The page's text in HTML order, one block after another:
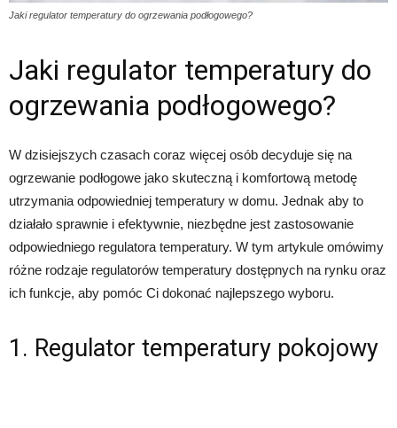
Jaki regulator temperatury do ogrzewania podłogowego?
Jaki regulator temperatury do
ogrzewania podłogowego?
W dzisiejszych czasach coraz więcej osób decyduje się na
ogrzewanie podłogowe jako skuteczną i komfortową metodę
utrzymania odpowiedniej temperatury w domu. Jednak aby to
działało sprawnie i efektywnie, niezbędne jest zastosowanie
odpowiedniego regulatora temperatury. W tym artykule omówimy
różne rodzaje regulatorów temperatury dostępnych na rynku oraz
ich funkcje, aby pomóc Ci dokonać najlepszego wyboru.
1. Regulator temperatury pokojowy